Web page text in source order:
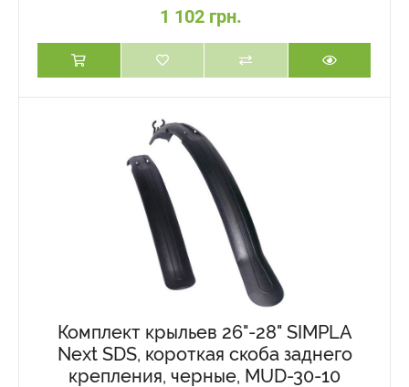
1 102 грн.
Комплект крыльев 26"-28" SIMPLA
Next SDS, короткая скоба заднего
крепления, черные, MUD-30-10